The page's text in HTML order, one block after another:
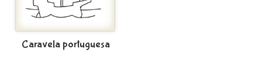
Caravela portuguesa